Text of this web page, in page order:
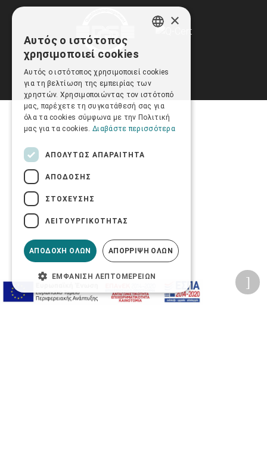
×
Αυτός ο ιστότοπος
χρησιμοποιεί cookies
Αυτός ο ιστότοπος χρησιμοποιεί cookies
για τη βελτίωση της εμπειρίας των
χρηστών. Χρησιμοποιώντας τον ιστότοπό
μας, παρέχετε τη συγκατάθεσή σας για
όλα τα cookies σύμφωνα με την Πολιτική
μας για τα cookies. Διαβάστε περισσότερα
ΑΠΟΛΎΤΩΣ ΑΠΑΡΑΊΤΗΤΑ
ΑΠΌΔΟΣΗΣ
ΣΤΌΧΕΥΣΗΣ
ΛΕΙΤΟΥΡΓΙΚΌΤΗΤΑΣ
ΑΠΟΔΟΧΉ ΌΛΩΝ ΑΠΌΡΡΙΨΗ ΌΛΩΝ
ΕΜΦΆΝΙΣΗ ΛΕΠΤΟΜΕΡΕΙΏΝ